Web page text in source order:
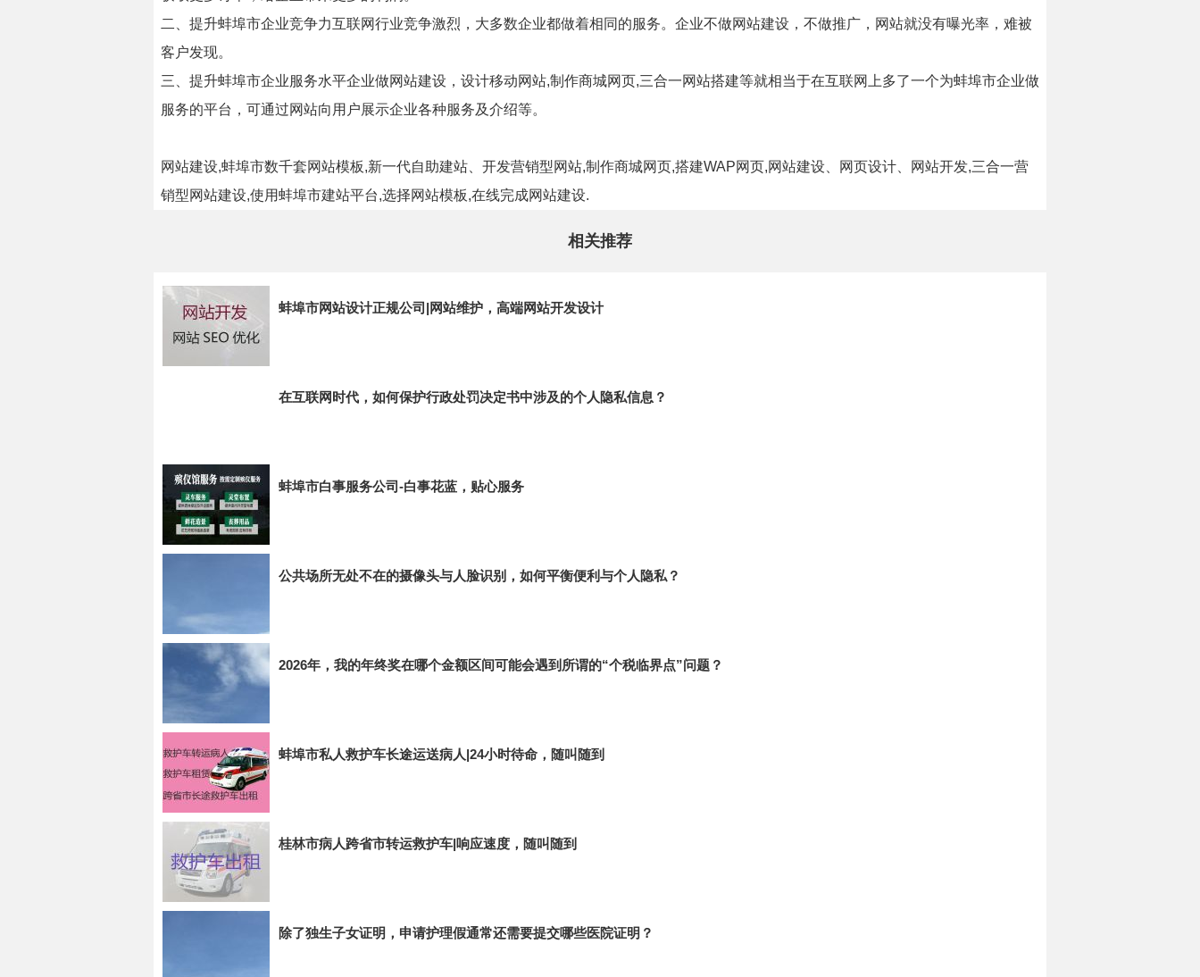
二、提升蚌埠市企业竞争力互联网行业竞争激烈，大多数企业都做着相同的服务。企业不做网站建设，不做推广，网站就没有曝光率，难被
客户发现。
三、提升蚌埠市企业服务水平企业做网站建设，设计移动网站,制作商城网页,三合一网站搭建等就相当于在互联网上多了一个为蚌埠市企业做
服务的平台，可通过网站向用户展示企业各种服务及介绍等。
网站建设,蚌埠市数千套网站模板,新一代自助建站、开发营销型网站,制作商城网页,搭建WAP网页,网站建设、网页设计、网站开发,三合一营
销型网站建设,使用蚌埠市建站平台,选择网站模板,在线完成网站建设.
相关推荐
蚌埠市网站设计正规公司|网站维护，高端网站开发设计
在互联网时代，如何保护行政处罚决定书中涉及的个人隐私信息？
蚌埠市白事服务公司-白事花蓝，贴心服务
公共场所无处不在的摄像头与人脸识别，如何平衡便利与个人隐私？
2026年，我的年终奖在哪个金额区间可能会遇到所谓的“个税临界点”问题？
蚌埠市私人救护车长途运送病人|24小时待命，随叫随到
桂林市病人跨省市转运救护车|响应速度，随叫随到
除了独生子女证明，申请护理假通常还需要提交哪些医院证明？